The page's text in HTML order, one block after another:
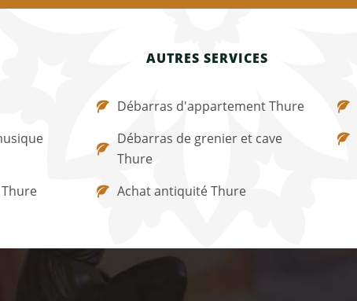
AUTRES SERVICES
Débarras d'appartement Thure
Débarras de grenier et cave
Thure
Achat antiquité Thure